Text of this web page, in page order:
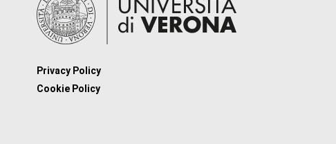
Privacy Policy
Cookie Policy